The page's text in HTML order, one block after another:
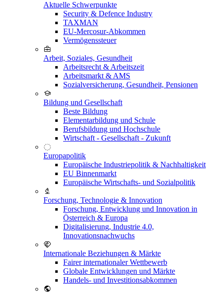
Aktuelle Schwerpunkte
Security & Defence Industry
TAXMAN
EU-Mercosur-Abkommen
Vermögenssteuer
Arbeit, Soziales, Gesundheit
Arbeitsrecht & Arbeitszeit
Arbeitsmarkt & AMS
Sozialversicherung, Gesundheit, Pensionen
Bildung und Gesellschaft
Beste Bildung
Elementarbildung und Schule
Berufsbildung und Hochschule
Wirtschaft - Gesellschaft - Zukunft
Europapolitik
Europäische Industriepolitik & Nachhaltigkeit
EU Binnenmarkt
Europäische Wirtschafts- und Sozialpolitik
Forschung, Technologie & Innovation
Forschung, Entwicklung und Innovation in
Österreich & Europa
Digitalisierung, Industrie 4.0,
Innovationsnachwuchs
Internationale Beziehungen & Märkte
Fairer internationaler Wettbewerb
Globale Entwicklungen und Märkte
Handels- und Investitionsabkommen